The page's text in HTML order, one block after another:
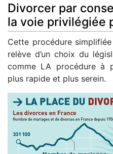
Divorcer par
la voie privilégiée
Cette procédure
relève d’un choix du
comme LA procédure à
plus rapide et plus serein.